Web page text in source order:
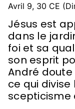
Avril 9, 30 CE
Jésus est
dans le
foi et sa
son esprit
André
ce qui
scepticisme